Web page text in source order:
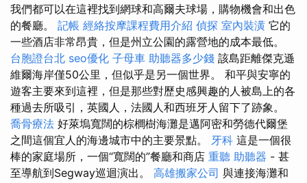
我們都可以在這裡找到網球和高爾夫球場，購物機會和出色
的餐廳。 記帳 經絡按摩課程費用介紹 偵探 室內裝潢 它的
一些酒店非常昂貴，但是州立公園的露營地的成本最低。
台胞證台北 seo優化 子母車 助聽器多少錢 該島距離傑克遜
維爾海岸僅50公里，但似乎是另一個世界。 和平與安寧的
遊客主要來到這裡，但是那些對歷史感興趣的人被島上的各
種過去所吸引，英國人，法國人和西班牙人留下了跡象。
喬骨療法 好萊塢寬闊的棕櫚樹海灘是邁阿密和勞德代爾堡
之間這個宜人的海邊城市中的主要景點。 牙科 這是一個很
棒的家庭場所，一個“寬闊的”餐廳和商店 重聽 助聽器 - 甚
至導航到Segway巡迴演出。 高雄搬家公司 與連接海灘和